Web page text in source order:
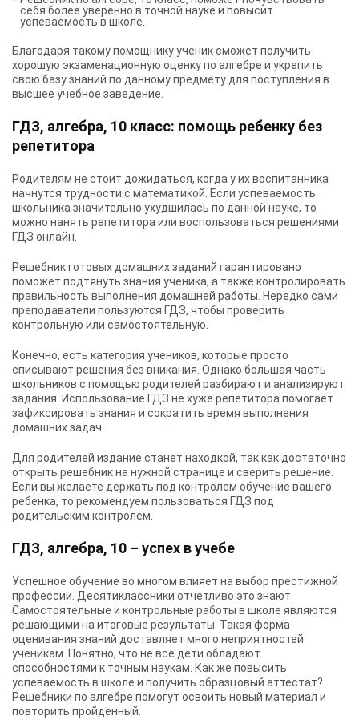
себя более уверенно в точной науке и повысит
успеваемость в школе.
Благодаря такому помощнику ученик сможет получить
хорошую экзаменационную оценку по алгебре и укрепить
свою базу знаний по данному предмету для поступления в
высшее учебное заведение.
ГДЗ, алгебра, 10 класс: помощь ребенку без
репетитора
Родителям не стоит дожидаться, когда у их воспитанника
начнутся трудности с математикой. Если успеваемость
школьника значительно ухудшилась по данной науке, то
можно нанять репетитора или воспользоваться решениями
ГДЗ онлайн.
Решебник готовых домашних заданий гарантировано
поможет подтянуть знания ученика, а также контролировать
правильность выполнения домашней работы. Нередко сами
преподаватели пользуются ГДЗ, чтобы проверить
контрольную или самостоятельную.
Конечно, есть категория учеников, которые просто
списывают решения без вникания. Однако большая часть
школьников с помощью родителей разбирают и анализируют
задания. Использование ГДЗ не хуже репетитора помогает
зафиксировать знания и сократить время выполнения
домашних задач.
Для родителей издание станет находкой, так как достаточно
открыть решебник на нужной странице и сверить решение.
Если вы желаете держать под контролем обучение вашего
ребенка, то рекомендуем пользоваться ГДЗ под
родительским контролем.
ГДЗ, алгебра, 10 – успех в учебе
Успешное обучение во многом влияет на выбор престижной
профессии. Десятиклассники отчетливо это знают.
Самостоятельные и контрольные работы в школе являются
решающими на итоговые результаты. Такая форма
оценивания знаний доставляет много неприятностей
ученикам. Понятно, что не все дети обладают
способностями к точным наукам. Как же повысить
успеваемость в школе и получить образцовый аттестат?
Решебники по алгебре помогут освоить новый материал и
повторить пройденный.